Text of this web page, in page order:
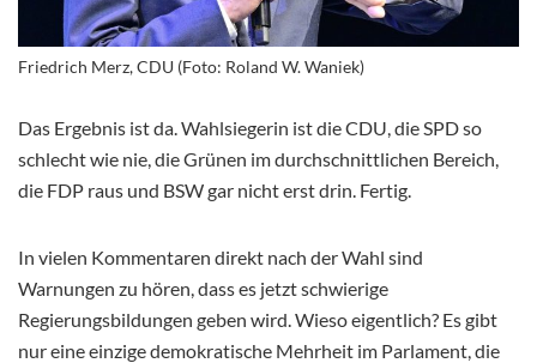
Friedrich Merz, CDU (Foto: Roland W. Waniek)
Das Ergebnis ist da. Wahlsiegerin ist die CDU, die SPD so
schlecht wie nie, die Grünen im durchschnittlichen Bereich,
die FDP raus und BSW gar nicht erst drin. Fertig.
In vielen Kommentaren direkt nach der Wahl sind
Warnungen zu hören, dass es jetzt schwierige
Regierungsbildungen geben wird. Wieso eigentlich? Es gibt
nur eine einzige demokratische Mehrheit im Parlament, die